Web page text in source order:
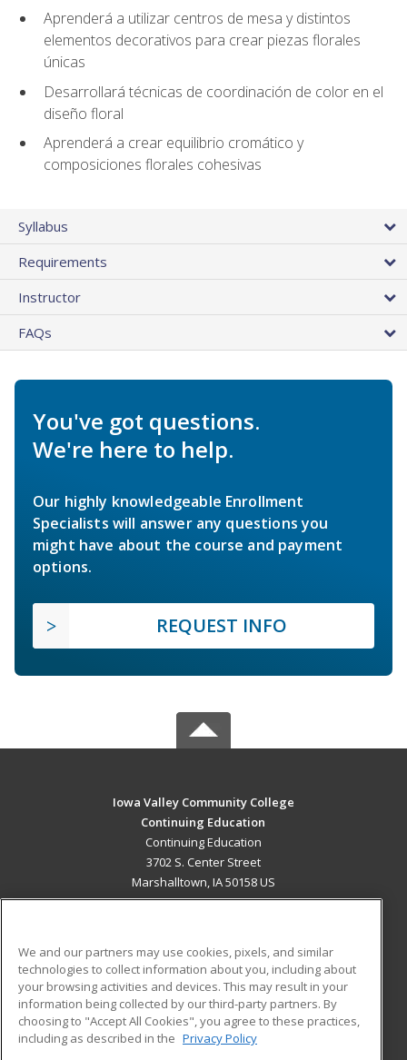
Aprenderá a utilizar centros de mesa y distintos
elementos decorativos para crear piezas florales
únicas
Desarrollará técnicas de coordinación de color en el
diseño floral
Aprenderá a crear equilibrio cromático y
composiciones florales cohesivas
Syllabus
Requirements
Instructor
FAQs
You've got questions.
We're here to help.
Our highly knowledgeable Enrollment
Specialists will answer any questions you
might have about the course and payment
options.
REQUEST INFO
Iowa Valley Community College
Continuing Education
Continuing Education
3702 S. Center Street
Marshalltown, IA 50158 US
ADDITIONAL RESOURCES
Military
Financial Assistance
Help
Student Blog
We and our partners may use cookies, pixels, and similar
technologies to collect information about you, including about
your browsing activities and devices. This may result in your
information being collected by our third-party partners. By
choosing to "Accept All Cookies", you agree to these practices,
including as described in the Privacy Policy